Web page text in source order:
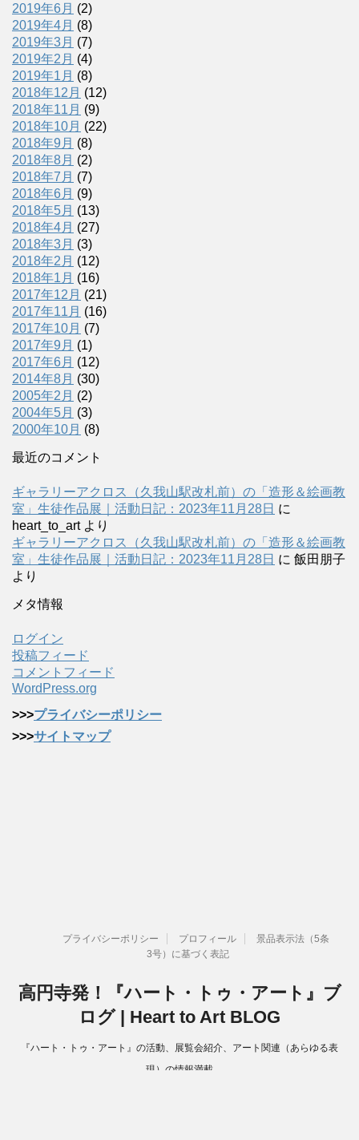
2019年6月 (2)
2019年4月 (8)
2019年3月 (7)
2019年2月 (4)
2019年1月 (8)
2018年12月 (12)
2018年11月 (9)
2018年10月 (22)
2018年9月 (8)
2018年8月 (2)
2018年7月 (7)
2018年6月 (9)
2018年5月 (13)
2018年4月 (27)
2018年3月 (3)
2018年2月 (12)
2018年1月 (16)
2017年12月 (21)
2017年11月 (16)
2017年10月 (7)
2017年9月 (1)
2017年6月 (12)
2014年8月 (30)
2005年2月 (2)
2004年5月 (3)
2000年10月 (8)
最近のコメント
ギャラリーアクロス（久我山駅改札前）の「造形＆絵画教
室」生徒作品展｜活動日記：2023年11月28日 に
heart_to_artより
ギャラリーアクロス（久我山駅改札前）の「造形＆絵画教
室」生徒作品展｜活動日記：2023年11月28日 に 飯田朋子
より
メタ情報
ログイン
投稿フィード
コメントフィード
WordPress.org
>>>プライバシーポリシー
>>>サイトマップ
プライバシーポリシー プロフィール
景品表示法（5条
3号）に基づく表記
高円寺発！『ハート・トゥ・アート』ブ
ログ | Heart to Art BLOG
『ハート・トゥ・アート』の活動、展覧会紹介、アート関連（あらゆる表
現）の情報満載